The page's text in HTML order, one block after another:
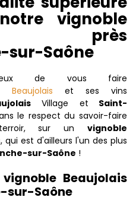
vignoble
près
sur-Saône
de vous faire
et ses vins
Village et Saint-
le respect du savoir-faire
sur un vignoble
qui est d'ailleurs l'un des plus
sur-Saône !
Beaujolais
sur-Saône